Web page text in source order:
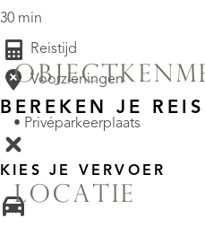
• Privéparkeerplaats
LOCATIE
30 min
Reistijd
Voorzieningen
BEREKEN JE
KIES JE VERVOER